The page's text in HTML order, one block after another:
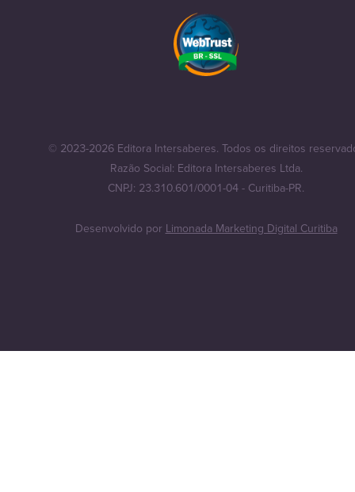
© 2023-2026 Editora Intersaberes. Todos os direitos
Razão Social: Editora Intersaberes Ltda.
CNPJ: 23.310.601/0001-04 - Curitiba-PR.
Desenvolvido porLimonada Marketing Digital Curitiba